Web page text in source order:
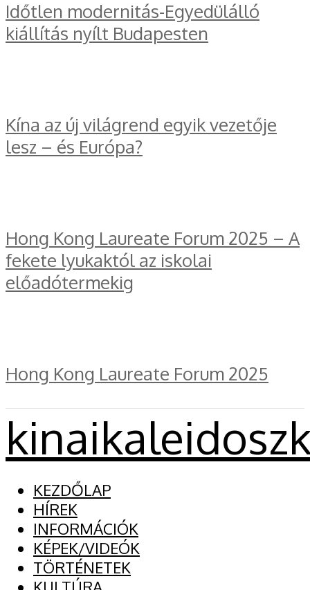
Időtlen modernitás-Egyedülálló
kiállítás nyílt Budapesten
Kína az új világrend egyik vezetője
lesz – és Európa?
Hong Kong Laureate Forum 2025 – A
fekete lyukaktól az iskolai
előadótermekig
Hong Kong Laureate Forum 2025
KEZDŐLAP
HÍREK
INFORMÁCIÓK
KÉPEK/VIDEÓK
TÖRTÉNETEK